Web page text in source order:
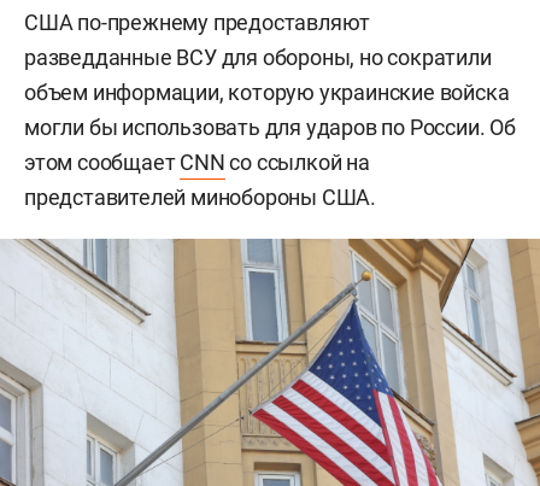
США по-прежнему предоставляют
разведданные ВСУ для обороны, но сократили
объем информации, которую украинские войска
могли бы использовать для ударов по России. Об
этом сообщаетCNNсо ссылкой на
представителей минобороны США.